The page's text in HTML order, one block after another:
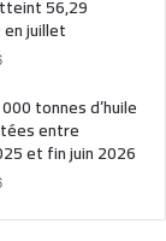
56,29
en juillet
tonnes d’huile
entre
et fin juin 2026